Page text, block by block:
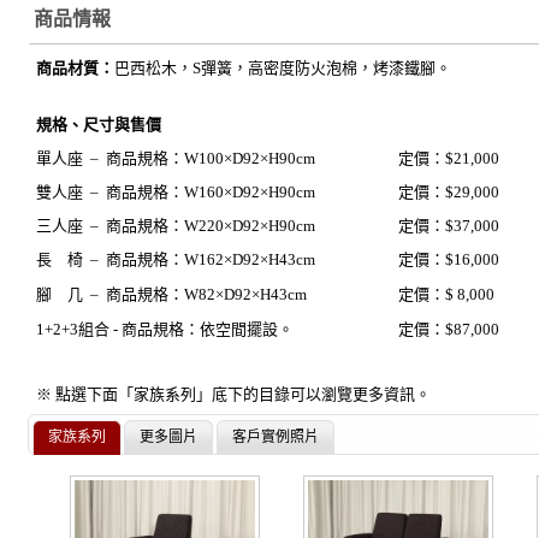
商品情報
商品材質： 巴西松木，S彈簧，高密度防火泡棉，烤漆鐵腳。
規格、尺寸與售價
單人座 – 商品規格：W100×D92×H90cm
定價：$21,000
雙人座 – 商品規格：W160×D92×H90cm
定價：$29,000
三人座 – 商品規格：W220×D92×H90cm
定價：$37,000
長 椅 – 商品規格：W162×D92×H43cm
定價：$16,000
腳 几 – 商品規格： W82×D92×H43cm
定價：$ 8,000
1+2+3組合 - 商品規格：依空間擺設。
定價：$87,000
※ 點選下面「家族系列」底下的目錄可以瀏覽更多資訊。
家族系列 更多圖片 客戶實例照片